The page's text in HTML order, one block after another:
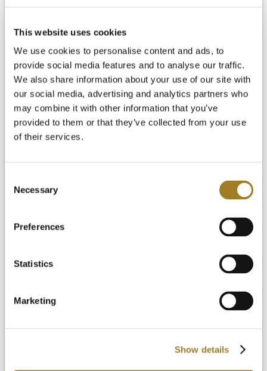
This website uses cookies
We use cookies to personalise content and ads, to
provide social media features and to analyse our traffic.
We also share information about your use of our site with
our social media, advertising and analytics partners who
may combine it with other information that you’ve
provided to them or that they’ve collected from your use
of their services.
Selection
Necessary
Preferences
Statistics
Marketing
Show details
Prueba gratuita
Iniciar sesión